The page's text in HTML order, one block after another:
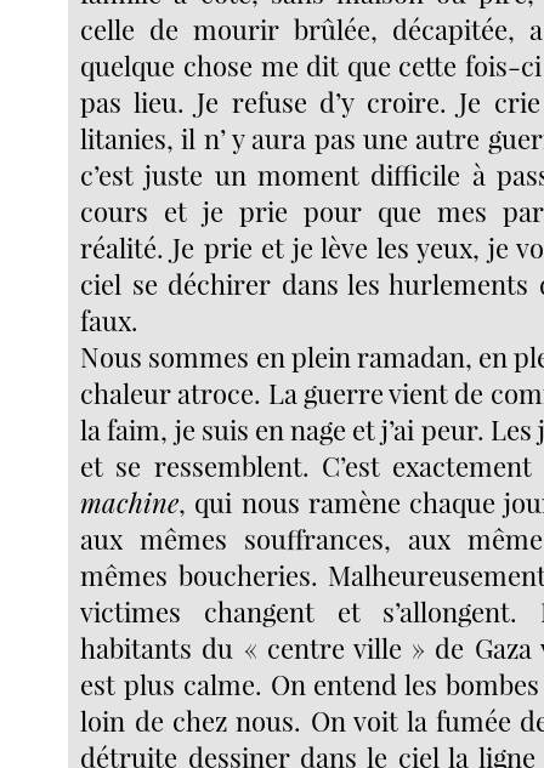
celle de mourir brûlée, décapitée,
quelque chose me dit que cette fois-
pas lieu. Je refuse d’y croire. Je
litanies, il n’ y aura pas une autre
c’est juste un moment difficile à
cours et je prie pour que mes
réalité. Je prie et je lève les yeux, je
ciel se déchirer dans les hurlements
faux.
Nous sommes en plein ramadan, en
chaleur atroce. La guerre vient de
la faim, je suis en nage et j’ai peur.
et se ressemblent. C’est
machine, qui nous ramène chaque
aux mêmes souffrances, aux
mêmes boucheries.
victimes changent et
habitants du « centre ville » de
est plus calme. On entend les
loin de chez nous. On voit la fumée
détruite dessiner dans le ciel la